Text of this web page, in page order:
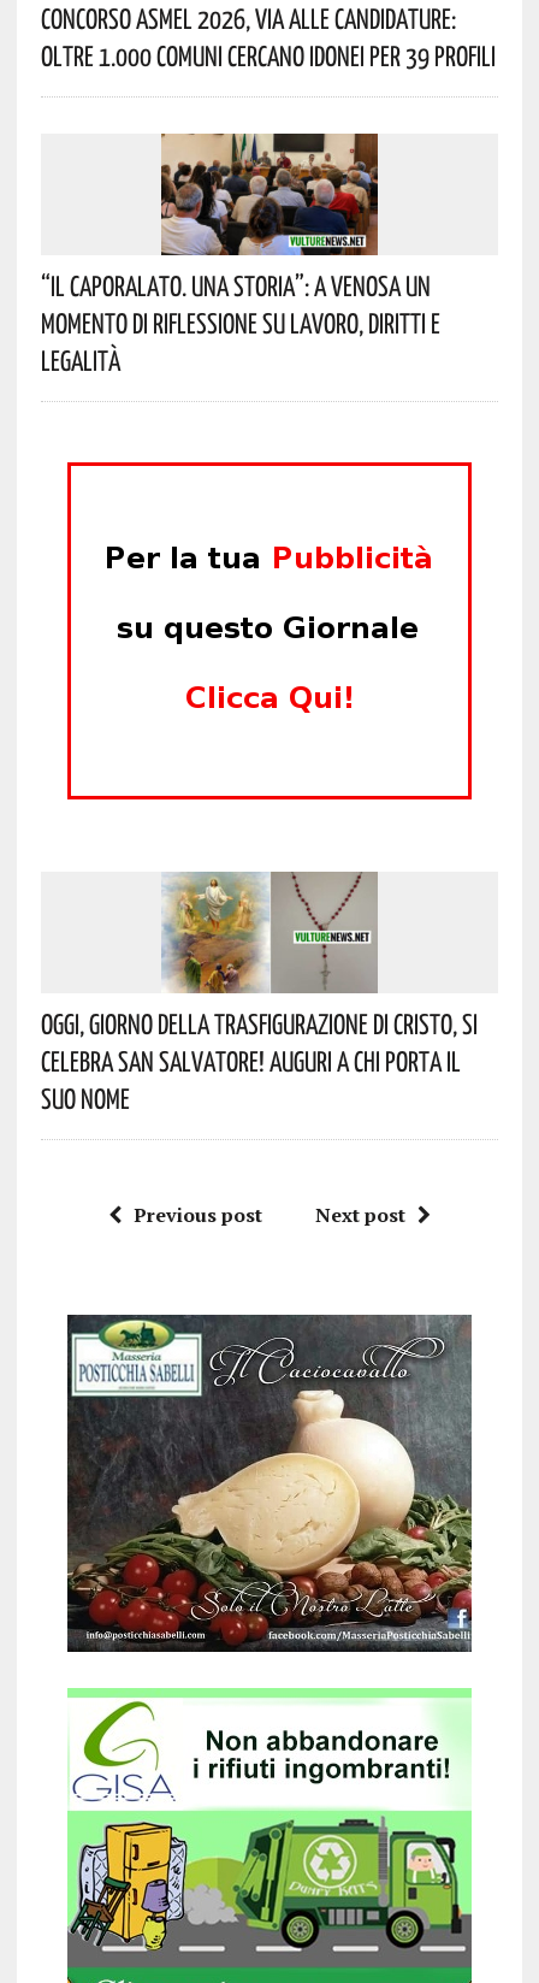
Concorso Asmel 2026, Via Alle Candidature:
Oltre 1.000 Comuni Cercano Idonei Per 39 Profili
“Il Caporalato. Una Storia”: A Venosa Un
Momento Di Riflessione Su Lavoro, Diritti E
Legalità
Oggi, Giorno Della Trasfigurazione Di Cristo, Si
Celebra San Salvatore! Auguri A Chi Porta Il
Suo Nome
Previous post Next post